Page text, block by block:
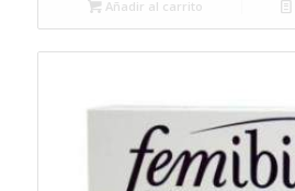
Añadir al carrito